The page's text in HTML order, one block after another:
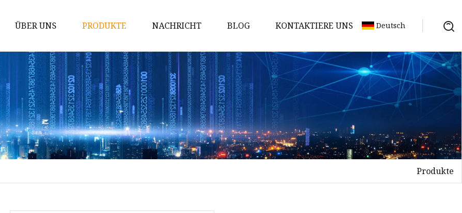
ÜBER UNS PRODUKTE
Hartmetallstab
Hartmetall-Matrizen
Hartmetalleinsätze
Hartmetall-Verschleißteile
Tipps für den Hartmetallabbau
Hartmetall-Schneidwerkzeuge
NACHRICHT BLOG KONTAKTIERE UNS Deutsch
Produkte